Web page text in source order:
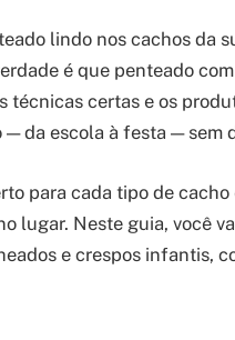
lindo nos cachos da
é que penteado
técnicas certas e os
da escola à festa — sem
para cada tipo de cacho
lugar. Neste guia, você
e crespos infantis,